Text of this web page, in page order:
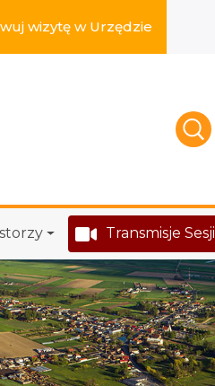
wizytę w Urzędzie
Transmisje Sesji